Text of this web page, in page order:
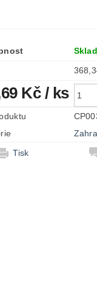
Kč / ks
Tisk